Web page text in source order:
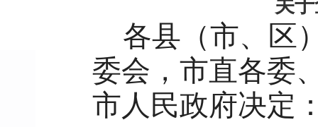
关
各县（市、区
委会，市直各委
市人民政府决定